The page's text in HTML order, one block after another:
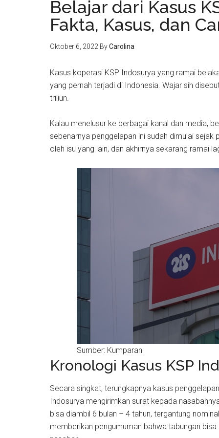
Belajar dari Kasus
Fakta, Kasus, dan
Oktober 6, 2022 ByCarolina
Kasus koperasi KSP Indosurya yang ramai
yang pernah terjadi di Indonesia. Wajar sih
triliun.
Kalau menelusur ke berbagai kanal dan media,
sebenarnya penggelapan ini sudah dimulai
oleh isu yang lain, dan akhirnya sekarang ramai
Sumber: Kumparan
Kronologi Kasus KSP
Secara singkat, terungkapnya kasus
Indosurya mengirimkan surat kepada
bisa diambil 6 bulan – 4 tahun, tergantung
memberikan pengumuman bahwa tabungan